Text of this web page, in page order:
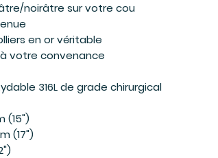
noirâtre sur votre cou
en or véritable
votre convenance
316L de grade chirurgical
(15")
(17")